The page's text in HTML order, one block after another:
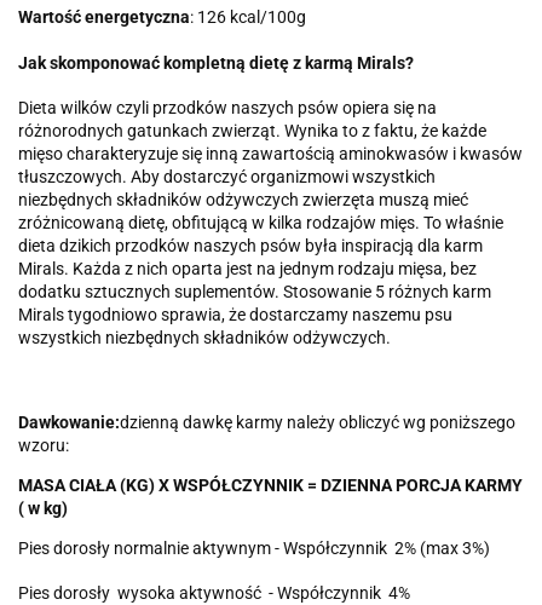
Wartość energetyczna: 126 kcal/100g
Jak skomponować kompletną dietę z karmą Mirals?
Dieta wilków czyli przodków naszych psów opiera się na
różnorodnych gatunkach zwierząt. Wynika to z faktu, że każde
mięso charakteryzuje się inną zawartością aminokwasów i kwasów
tłuszczowych. Aby dostarczyć organizmowi wszystkich
niezbędnych składników odżywczych zwierzęta muszą mieć
zróżnicowaną dietę, obfitującą w kilka rodzajów mięs. To właśnie
dieta dzikich przodków naszych psów była inspiracją dla karm
Mirals. Każda z nich oparta jest na jednym rodzaju mięsa, bez
dodatku sztucznych suplementów. Stosowanie 5 różnych karm
Mirals tygodniowo sprawia, że dostarczamy naszemu psu
wszystkich niezbędnych składników odżywczych.
Dawkowanie:dzienną dawkę karmy należy obliczyć wg poniższego
wzoru:
MASA CIAŁA (KG) X WSPÓŁCZYNNIK = DZIENNA PORCJA KARMY
( w kg)
Pies dorosły normalnie aktywnym - Współczynnik 2% (max 3%)
Pies dorosły wysoka aktywność - Współczynnik 4%